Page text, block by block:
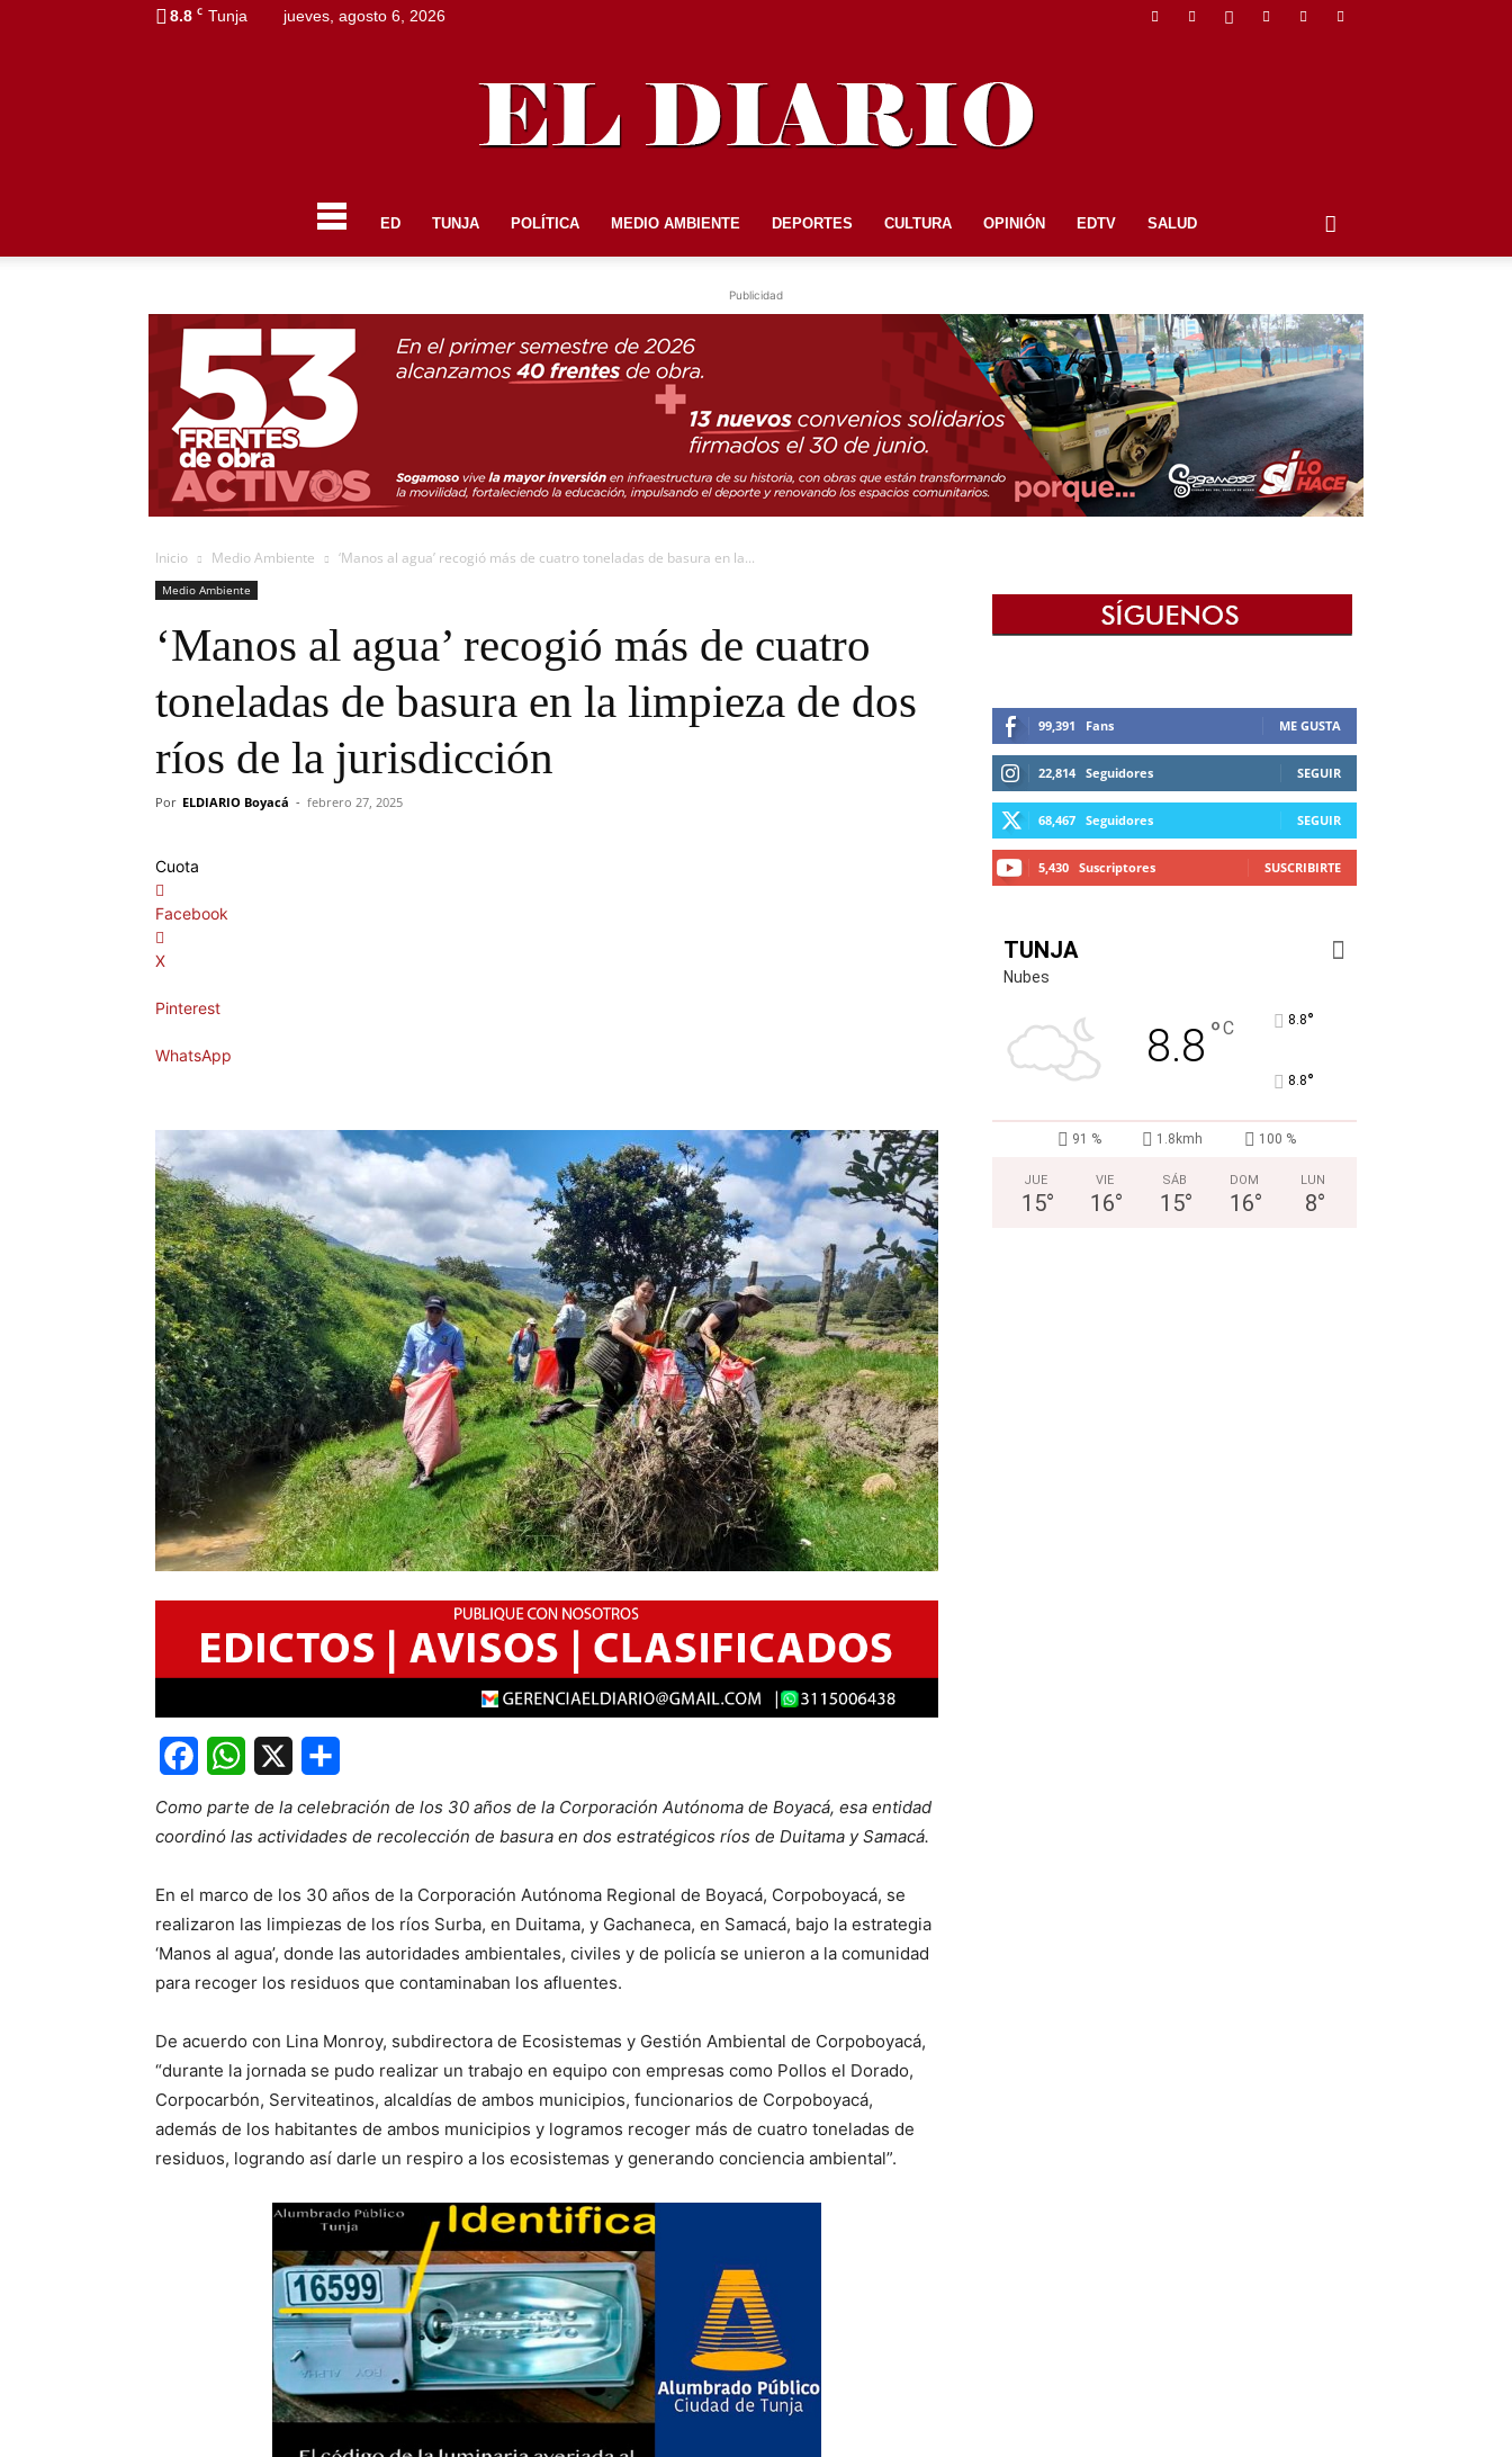
8.8 C Tunja jueves, agosto 6, 2026
DIARIO
ED TUNJA POLÍTICA MEDIO AMBIENTE DEPORTES CULTURA OPINIÓN EDTV SALUD
Publicidad
Inicio Medio Ambiente ‘Manos al agua’ recogió más de cuatro toneladas de basura en la...
Medio Ambiente
‘Manos al agua’ recogió más de cuatro
toneladas de basura en la limpieza de dos
ríos de la jurisdicción
Por ELDIARIO Boyacá - febrero 27, 2025
Cuota
Facebook
X
Pinterest
WhatsApp
Como parte de la celebración de los 30 años de la Corporación Autónoma de Boyacá, esa entidad
coordinó las actividades de recolección de basura en dos estratégicos ríos de Duitama y Samacá.
En el marco de los 30 años de la Corporación Autónoma Regional de Boyacá, Corpoboyacá, se
realizaron las limpiezas de los ríos Surba, en Duitama, y Gachaneca, en Samacá, bajo la estrategia
‘Manos al agua’, donde las autoridades ambientales, civiles y de policía se unieron a la comunidad
para recoger los residuos que contaminaban los afluentes.
De acuerdo con Lina Monroy, subdirectora de Ecosistemas y Gestión Ambiental de Corpoboyacá,
“durante la jornada se pudo realizar un trabajo en equipo con empresas como Pollos el Dorado,
Corpocarbón, Serviteatinos, alcaldías de ambos municipios, funcionarios de Corpoboyacá,
además de los habitantes de ambos municipios y logramos recoger más de cuatro toneladas de
residuos, logrando así darle un respiro a los ecosistemas y generando conciencia ambiental”.
99,391 Fans ME GUSTA
22,814 Seguidores SEGUIR
68,467 Seguidores SEGUIR
5,430 Suscriptores SUSCRIBIRTE
TUNJA
Nubes
8.8 °C 8.8°
8.8°
91 % 1.8kmh 100 %
JUE
15°
VIE
16°
SÁB
15°
DOM
16°
LUN
8°